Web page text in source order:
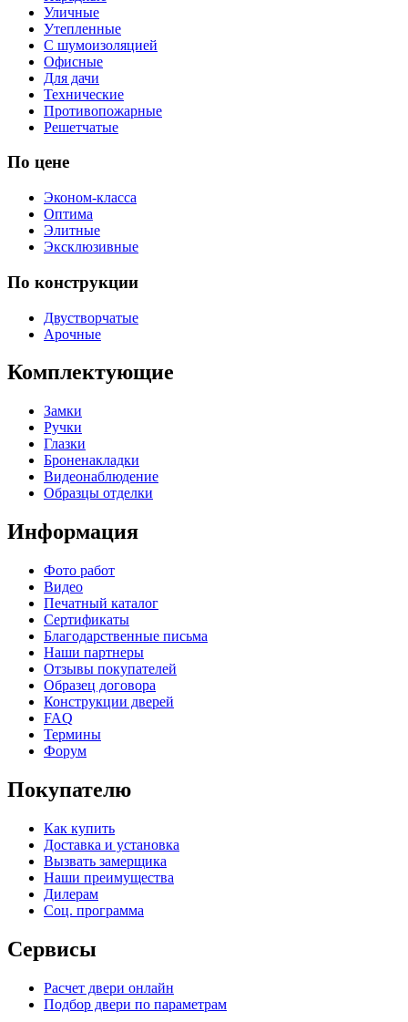
Уличные
Утепленные
С шумоизоляцией
Офисные
Для дачи
Технические
Противопожарные
Решетчатые
По цене
Эконом-класса
Оптима
Элитные
Эксклюзивные
По конструкции
Двустворчатые
Арочные
Комплектующие
Замки
Ручки
Глазки
Броненакладки
Видеонаблюдение
Образцы отделки
Информация
Фото работ
Видео
Печатный каталог
Сертификаты
Благодарственные письма
Наши партнеры
Отзывы покупателей
Образец договора
Конструкции дверей
FAQ
Термины
Форум
Покупателю
Как купить
Доставка и установка
Вызвать замерщика
Наши преимущества
Дилерам
Соц. программа
Сервисы
Расчет двери онлайн
Подбор двери по параметрам